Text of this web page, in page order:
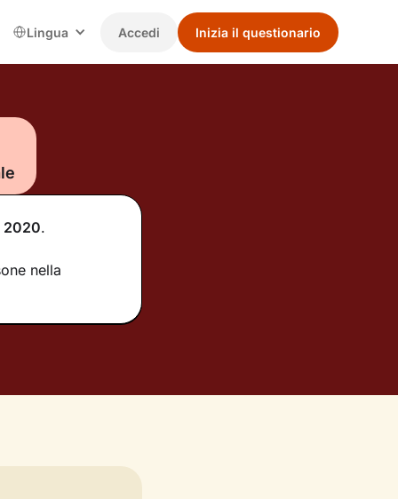
Lingua Accedi Inizia il questionario
2020.
nella